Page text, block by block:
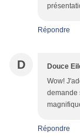
Répondre
D Douce
Wow!
demande
Répondre